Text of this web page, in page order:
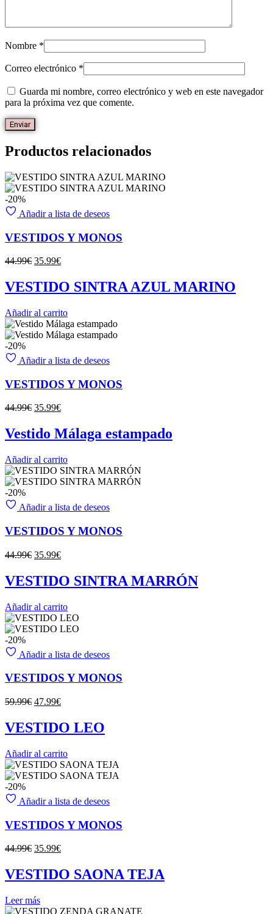
Nombre *
Correo electrónico *
Guarda mi nombre, correo electrónico y web en este navegador
para la próxima vez que comente.
Productos relacionados
-20%
Añadir a lista de deseos
VESTIDOS Y MONOS
44.99€ El
original
era:
35.99€El
actual
es:
VESTIDO SINTRA AZUL MARINO
Añadir al carrito
-20%
Añadir a lista de deseos
VESTIDOS Y MONOS
44.99€ El
original
era:
35.99€El
actual
es:
Vestido Málaga estampado
Añadir al carrito
-20%
Añadir a lista de deseos
VESTIDOS Y MONOS
44.99€ El
original
era:
35.99€El
actual
es:
VESTIDO SINTRA MARRÓN
Añadir al carrito
-20%
Añadir a lista de deseos
VESTIDOS Y MONOS
59.99€ El
original
era:
47.99€El
actual
es:
VESTIDO LEO
Añadir al carrito
-20%
Añadir a lista de deseos
VESTIDOS Y MONOS
44.99€ El
original
era:
35.99€El
actual
es:
VESTIDO SAONA TEJA
Leer más